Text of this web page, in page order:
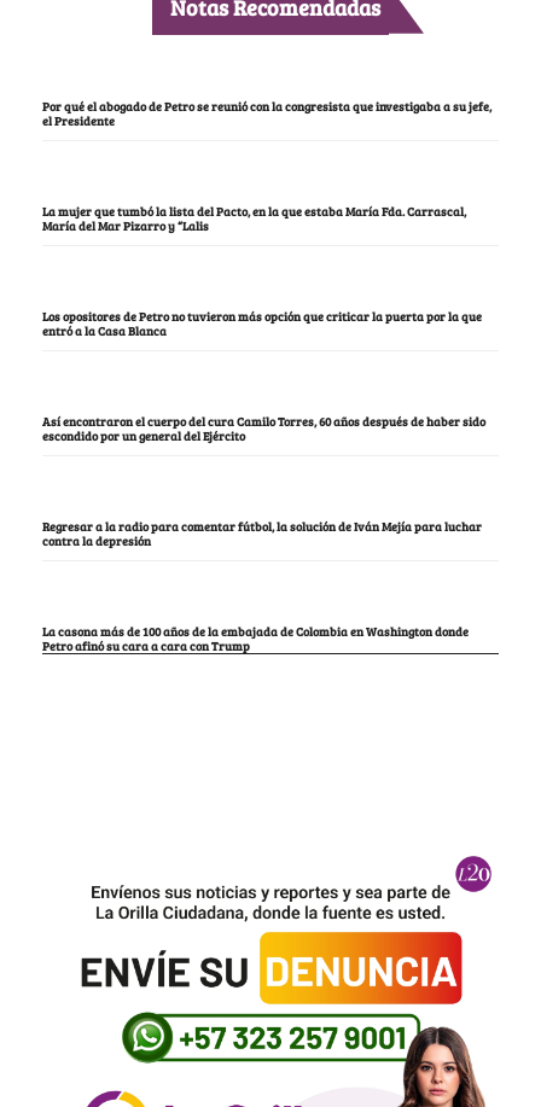
Notas Recomendadas
Por qué el abogado de Petro se reunió con la congresista que investigaba a su jefe,
el Presidente
La mujer que tumbó la lista del Pacto, en la que estaba María Fda. Carrascal,
María del Mar Pizarro y “Lalis
Los opositores de Petro no tuvieron más opción que criticar la puerta por la que
entró a la Casa Blanca
Así encontraron el cuerpo del cura Camilo Torres, 60 años después de haber sido
escondido por un general del Ejército
Regresar a la radio para comentar fútbol, la solución de Iván Mejía para luchar
contra la depresión
La casona más de 100 años de la embajada de Colombia en Washington donde
Petro afinó su cara a cara con Trump